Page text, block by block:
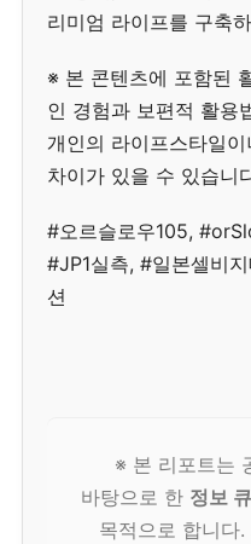
리미엄 라이프를 구축
※ 본 콘텐츠에 포함된
인 경험과 보편적 활용
개인의 라이프스타일
차이가 있을 수 있습니
#오르슬로우105,
#JP1실측, #일본셀비
션
※ 본 리포트는
바탕으로 한 정보
목적으로 합니다